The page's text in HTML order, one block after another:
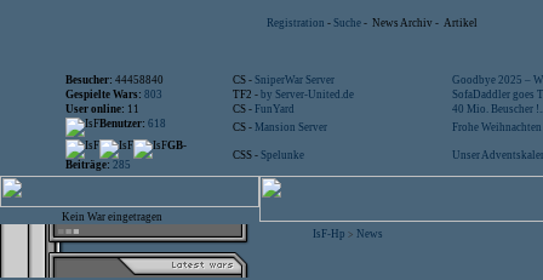
Registration - Suche - News Archiv - Artikel
Besucher: 44458840 CS - SniperWar Server
Goodbye 2025 –
Gespielte Wars: 803 TF2 - by Server-United.de
SofaDaddler goes
User online: 11 CS - FunYard
40 Mio. Beuscher
Benutzer: 618 CS - Mansion Server
Frohe
GB-
Beiträge: 285
CSS - Spelunke Unser
Kein War eingetragen
IsF-Hp > News